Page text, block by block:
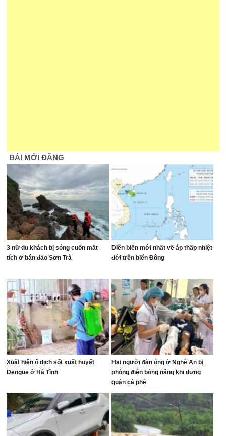
BÀI MỚI ĐĂNG
3 nữ du khách bị sóng cuốn mất
tích ở bán đảo Sơn Trà
Diễn biến mới nhất về áp thấp nhiệt
đới trên biển Đông
Xuất hiện ổ dịch sốt xuất huyết
Dengue ở Hà Tĩnh
Hai người đàn ông ở Nghệ An bị
phóng điện bỏng nặng khi dựng
quán cà phê